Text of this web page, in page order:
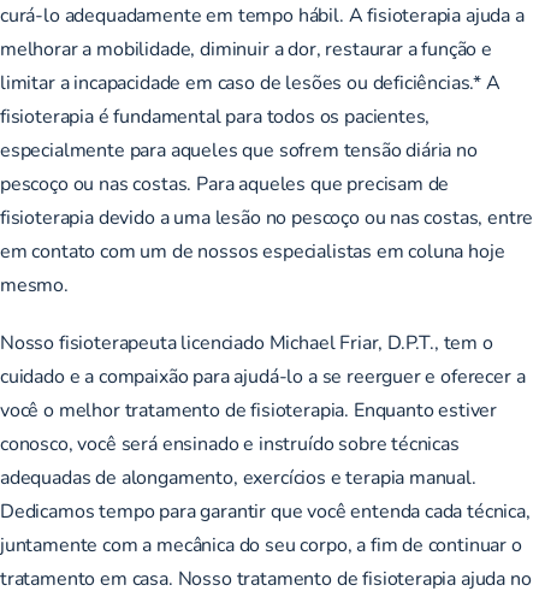
curá-lo adequadamente em tempo hábil. A fisioterapia ajuda a
melhorar a mobilidade, diminuir a dor, restaurar a função e
limitar a incapacidade em caso de lesões ou deficiências.* A
fisioterapia é fundamental para todos os pacientes,
especialmente para aqueles que sofrem tensão diária no
pescoço ou nas costas. Para aqueles que precisam de
fisioterapia devido a uma lesão no pescoço ou nas costas, entre
em contato com um de nossos especialistas em coluna hoje
mesmo.
Nosso fisioterapeuta licenciado Michael Friar, D.P.T., tem o
cuidado e a compaixão para ajudá-lo a se reerguer e oferecer a
você o melhor tratamento de fisioterapia. Enquanto estiver
conosco, você será ensinado e instruído sobre técnicas
adequadas de alongamento, exercícios e terapia manual.
Dedicamos tempo para garantir que você entenda cada técnica,
juntamente com a mecânica do seu corpo, a fim de continuar o
tratamento em casa. Nosso tratamento de fisioterapia ajuda no